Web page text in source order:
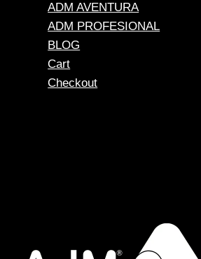
ADM AVENTURA
ADM PROFESIONAL
BLOG
Cart
Checkout